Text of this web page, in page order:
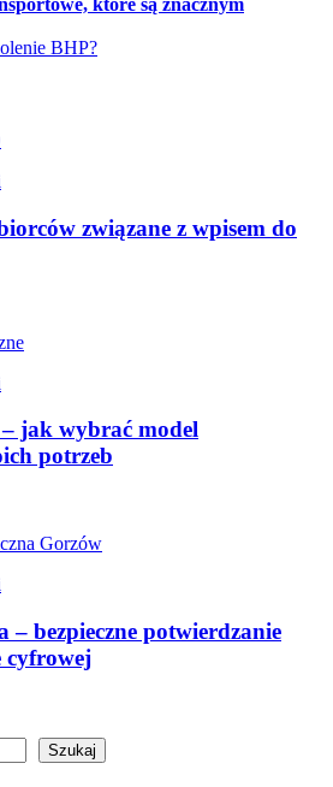
BHP?
związane z wpisem do
jak wybrać model
potrzeb
– bezpieczne potwierdzanie
cyfrowej
Szukaj